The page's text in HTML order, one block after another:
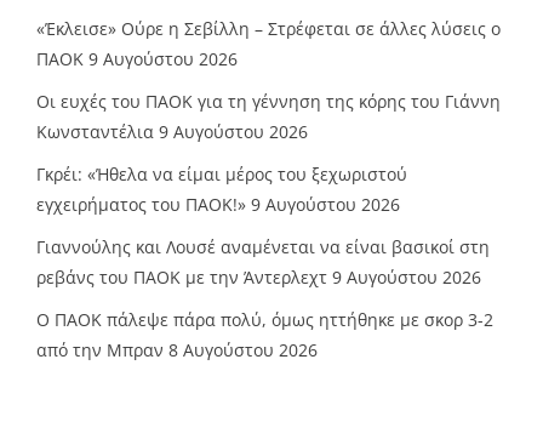
«Έκλεισε» Ούρε η Σεβίλλη – Στρέφεται σε άλλες λύσεις ο
ΠΑΟΚ 9 Αυγούστου 2026
Οι ευχές του ΠΑΟΚ για τη γέννηση της κόρης του Γιάννη
Κωνσταντέλια 9 Αυγούστου 2026
Γκρέι: «Ήθελα να είμαι μέρος του ξεχωριστού
εγχειρήματος του ΠΑΟΚ!» 9 Αυγούστου 2026
Γιαννούλης και Λουσέ αναμένεται να είναι βασικοί στη
ρεβάνς του ΠΑΟΚ με την Άντερλεχτ 9 Αυγούστου 2026
Ο ΠΑΟΚ πάλεψε πάρα πολύ, όμως ηττήθηκε με σκορ 3-2
από την Μπραν 8 Αυγούστου 2026